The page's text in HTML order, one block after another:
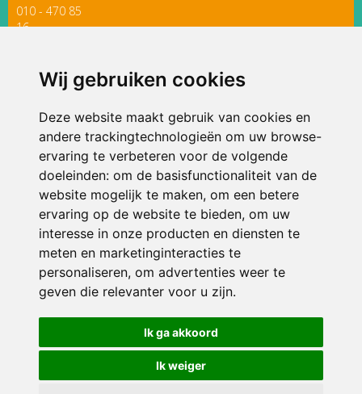
Wij gebruiken cookies
Deze website maakt gebruik van cookies en
andere trackingtechnologieën om uw browse-
ervaring te verbeteren voor de volgende
doeleinden: om de basisfunctionaliteit van de
website mogelijk te maken, om een betere
ervaring op de website te bieden, om uw
interesse in onze producten en diensten te
meten en marketinginteracties te
personaliseren, om advertenties weer te
geven die relevanter voor u zijn.
Ik ga akkoord
Ik weiger
010 - 470 85
16
ONDERDEEL VAN
© 2026 Avonturijn | Alle rechten voorbehouden
Privacy policy|Disclaimer| Klachtenregeling|RSIN en Anbi
voorkeuren
Crealisatie The MindOffice